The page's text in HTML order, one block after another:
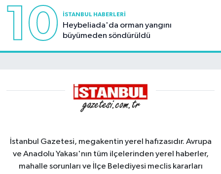
10 İSTANBUL HABERLERI
Heybeliada'da orman yangını
büyümeden söndürüldü
İstanbul Gazetesi, megakentin yerel hafızasıdır. Avrupa
ve Anadolu Yakası'nın tüm ilçelerinden yerel haberler,
mahalle sorunları ve İlçe Belediyesi meclis kararları